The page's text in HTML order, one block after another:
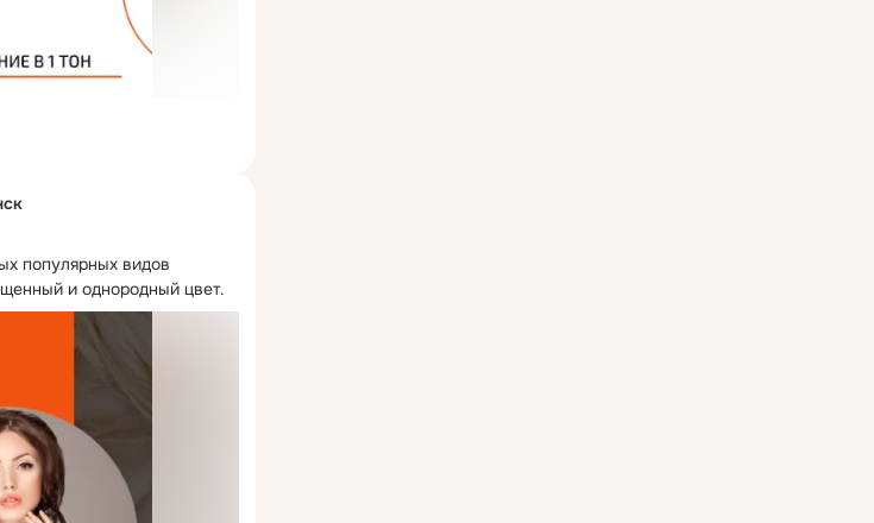
популярных видов
и однородный цвет.